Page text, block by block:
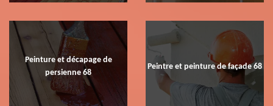
Peinture et décapage de
persienne 68
Peintre et peinture de façade 68